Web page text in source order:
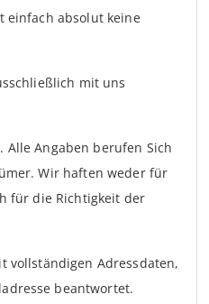
einfach absolut keine
mit uns
Alle Angaben berufen Sich
Wir haften weder für
für die Richtigkeit der
vollständigen Adressdaten,
beantwortet.